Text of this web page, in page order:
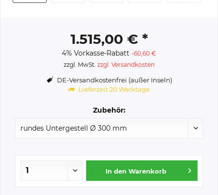
1.515,00 € *
4% Vorkasse-Rabatt -60,60 €
zzgl. MwSt. zzgl. Versandkosten
DE-Versandkostenfrei (außer Inseln)
Lieferzeit 20 Werktage
Zubehör:
In den Warenkorb